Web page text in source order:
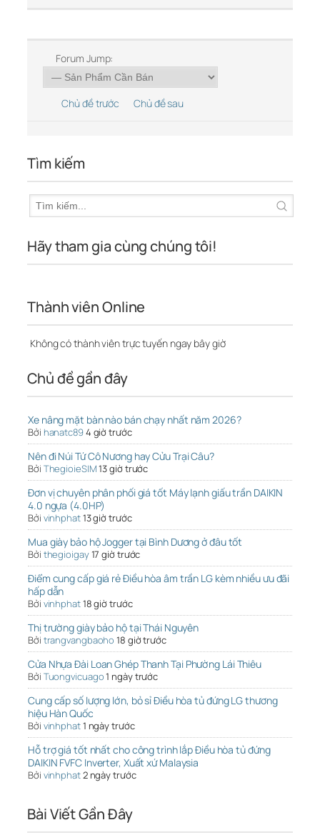
Forum Jump:
Chủ đề trước Chủ đề sau
Tìm kiếm
Hãy tham gia cùng chúng tôi!
Thành viên Online
Không có thành viên trực tuyến ngay bây giờ
Chủ đề gần đây
Xe nâng mặt bàn nào bán chạy nhất năm 2026?
Bởi hanatc894 giờ trước
Nên đi Núi Tứ Cô Nương hay Cửu Trại Câu?
Bởi ThegioieSIM13 giờ trước
Đơn vị chuyên phân phối giá tốt Máy lạnh giấu trần DAIKIN
4.0 ngựa (4.0HP)
Bởi vinhphat13 giờ trước
Mua giày bảo hộ Jogger tại Bình Dương ở đâu tốt
Bởi thegioigay17 giờ trước
Điểm cung cấp giá rẻ Điều hòa âm trần LG kèm nhiều ưu đãi
hấp dẫn
Bởi vinhphat18 giờ trước
Thị trường giày bảo hộ tại Thái Nguyên
Bởi trangvangbaoho 18 giờ trước
Cửa Nhựa Đài Loan Ghép Thanh Tại Phường Lái Thiêu
Bởi Tuongvicuago1 ngày trước
Cung cấp số lượng lớn, bỏ sỉ Điều hòa tủ đứng LG thương
hiệu Hàn Quốc
Bởi vinhphat1 ngày trước
Hỗ trợ giá tốt nhất cho công trình lắp Điều hòa tủ đứng
DAIKIN FVFC Inverter, Xuất xứ Malaysia
Bởi vinhphat2 ngày trước
Bài Viết Gần Đây